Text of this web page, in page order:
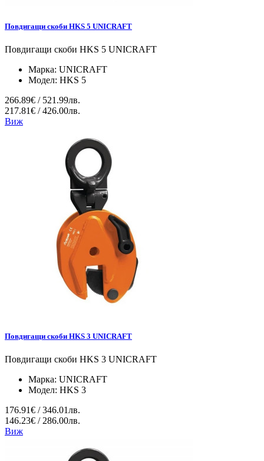
Повдигащи скоби HKS 5 UNICRAFT
Повдигащи скоби HKS 5 UNICRAFT
Марка: UNICRAFT
Модел: HKS 5
266.89€ / 521.99лв.
217.81€ / 426.00лв.
Виж
Повдигащи скоби HKS 3 UNICRAFT
Повдигащи скоби HKS 3 UNICRAFT
Марка: UNICRAFT
Модел: HKS 3
176.91€ / 346.01лв.
146.23€ / 286.00лв.
Виж